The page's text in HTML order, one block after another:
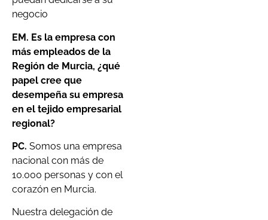
negocio
EM. Es la empresa con
más empleados de la
Región de Murcia, ¿qué
papel cree que
desempeña su empresa
en el tejido empresarial
regional?
PC. Somos una empresa
nacional con más de
10.000 personas y con el
corazón en Murcia.
Nuestra delegación de